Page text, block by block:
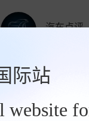
际站
汽车点评